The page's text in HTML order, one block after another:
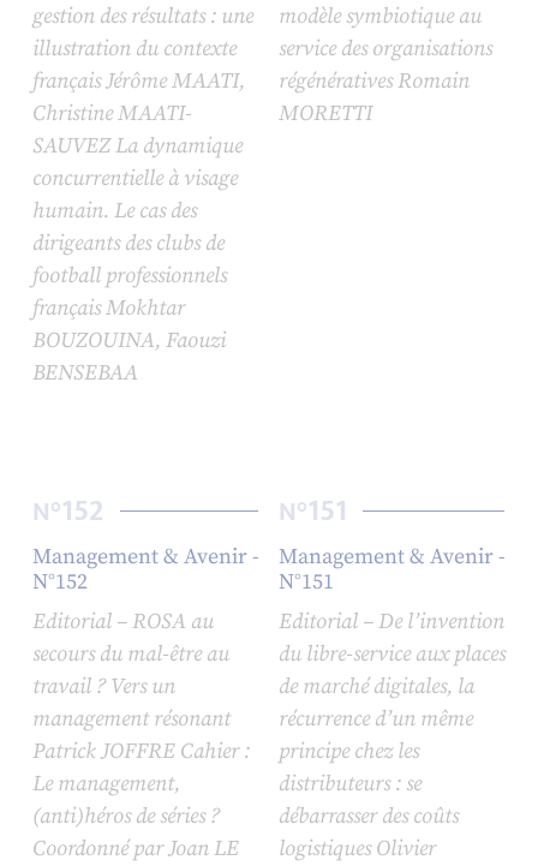
gestion des résultats : une
illustration du contexte
français Jérôme MAATI,
Christine MAATI-
SAUVEZ La dynamique
concurrentielle à visage
humain. Le cas des
dirigeants des clubs de
football professionnels
français Mokhtar
BOUZOUINA, Faouzi
BENSEBAA
modèle symbiotique au
service des organisations
régénératives Romain
MORETTI
N°152
Management & Avenir -
N°152
Editorial – ROSA au
secours du mal-être au
travail ? Vers un
management résonant
Patrick JOFFRE Cahier :
Le management,
(anti)héros de séries ?
Coordonné par Joan LE
N°151
Management & Avenir -
N°151
Editorial – De l’invention
du libre-service aux places
de marché digitales, la
récurrence d’un même
principe chez les
distributeurs : se
débarrasser des coûts
logistiques Olivier